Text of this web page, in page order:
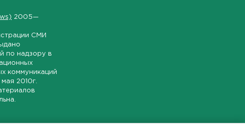
2005—
СМИ
по надзору в
коммуникаций
мая 2010г.